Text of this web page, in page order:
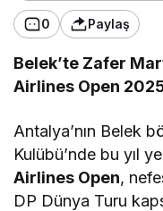
0 Paylaş
Belek’te Zafer
Airlines Open
Antalya’nın Belek
Kulübü’nde bu yıl
Airlines Open,
DP Dünya Turu